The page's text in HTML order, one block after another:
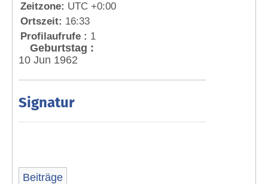
Zeitzone: UTC +0:00
Ortszeit: 16:33
Profilaufrufe : 1
Geburtstag :
10 Jun 1962
Signatur
Beiträge